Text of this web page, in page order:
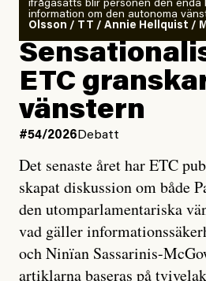
ifrågasätts blir personen den enda
information om den autonoma
Olsson / TT / Annie Hellquist /
ETC
vänstern
#54/2026 Debatt
Det senaste året har ETC
skapat diskussion om både
den utomparlamentariska
vad gäller
och Ninïan Sassarinis-
artiklarna baseras på